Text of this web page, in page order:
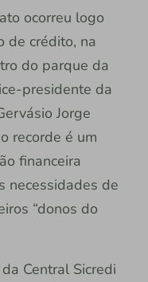
ocorreu logo
de crédito, na
do parque da
presidente da
Jorge
recorde é um
financeira
necessidades de
“donos do
Central Sicredi